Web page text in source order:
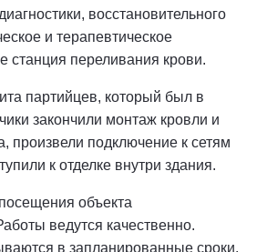
восстановительного
и терапевтическое
станция переливания крови.
партийцев, который был в
закончили монтаж кровли и
произвели подключение к сетям
к отделке внутри здания.
объекта
ведутся качественно.
в запланированные сроки.